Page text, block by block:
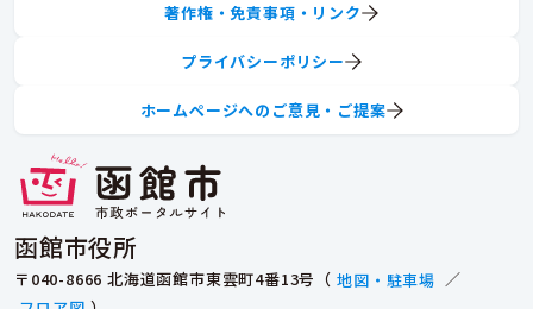
函館市役所
〒040-8666 北海道函館市東雲町4番13号（ 地図・駐車場 ／
著作権・免責事項・リンク
プライバシーポリシー
ホームページへのご意見・ご提案